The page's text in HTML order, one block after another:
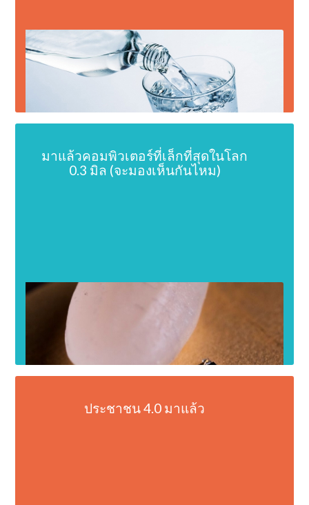
มาแล้วคอมพิวเตอร์ที่เล็กที่สุดในโลก
0.3 มิล (จะมองเห็นกันไหม)
ประชาชน 4.0 มาแล้ว